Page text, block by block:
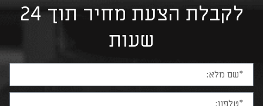
לקבלת הצעת מחיר תוך 24
שעות